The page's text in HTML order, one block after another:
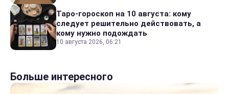
Таро-гороскоп на 10 августа: кому
следует решительно действовать, а
кому нужно подождать
10 августа 2026, 06:21
Больше интересного